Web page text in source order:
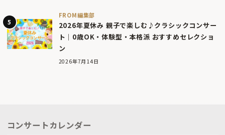
FROM編集部
2026年夏休み 親子で楽しむ♪クラシックコンサー
ト｜0歳OK・体験型・本格派 おすすめセレクショ
ン
2026年7月14日
コンサートカレンダー